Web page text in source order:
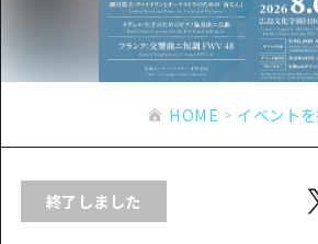
サイクリング
ショッピング
ナイトライフ
世界遺産
あたらしい非日常
広島市周辺
安芸
備後
安芸
備後
備北
宮島周辺
旬情報
お役立ち情報
アクセス
二次交通まとめ
HOME
HOME イベント
終了しました